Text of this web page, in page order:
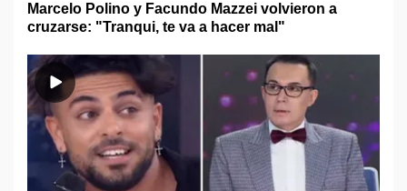
Marcelo Polino y Facundo Mazzei volvieron a
cruzarse: "Tranqui, te va a hacer mal"